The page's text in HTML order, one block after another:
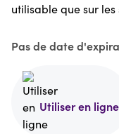
utilisable que sur
Pas de date
Utiliser en ligne